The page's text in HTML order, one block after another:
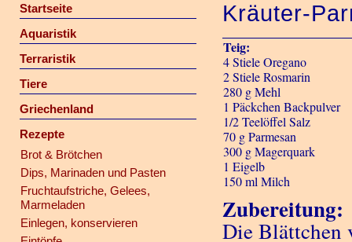
Startseite
Aquaristik
Terraristik
Tiere
Griechenland
Rezepte
Brot & Brötchen
Dips, Marinaden und Pasten
Fruchtaufstriche, Gelees,
Marmeladen
Einlegen, konservieren
Kräuter-
Teig:
4 Stiele Oregano
2 Stiele Rosmarin
280 g Mehl
1 Päckchen Backpulver
1/2 Teelöffel Salz
70 g Parmesan
300 g Magerquark
1 Eigelb
150 ml Milch
Zubereitung:
Die Blättchen